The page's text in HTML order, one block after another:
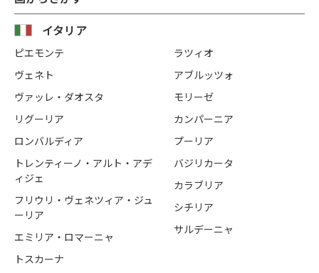
イタリア
ピエモンテ
ヴェネト
ヴァッレ・ダオスタ
リグーリア
ロンバルディア
トレンティーノ・アルト・アデ
ィジェ
フリウリ・ヴェネツィア・ジュ
ーリア
エミリア・ロマーニャ
トスカーナ
ラツィオ
アブルッツォ
モリーゼ
カンパーニア
プーリア
バジリカータ
カラブリア
シチリア
サルデーニャ